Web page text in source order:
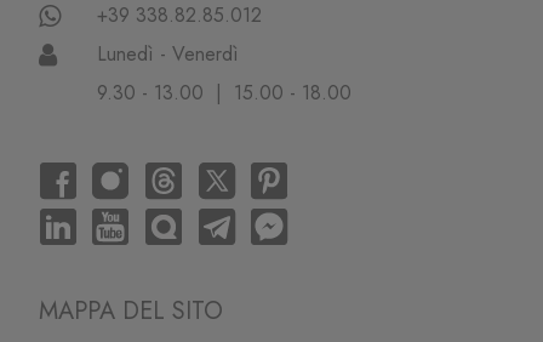
+39 338.82.85.012
Lunedì - Venerdì
9.30 - 13.00 | 15.00 - 18.00
MAPPA DEL SITO